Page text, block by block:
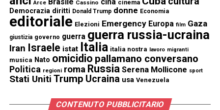
Arce Cassino cinema
Democrazia diritti Donald Trump donne Economia
editoriale Elezioni Emergency Europa film Gaza
giustizia governo guerra guerra russia-ucraina
Iran Israele istat Italia italia nostra lavoro migranti
musica Nato omicidio pallamano conversano
Politica regioni roma Russia Serena Mollicone sport
Stati Uniti Trump Ucraina usa Venezuela
CONTENUTO PUBBLICITARIO